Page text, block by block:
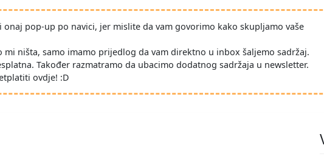
onaj pop-up po navici, jer mislite da vam govorimo kako skupljamo vaše
mi ništa, samo imamo prijedlog da vam direktno u inbox šaljemo sadržaj.
Također razmatramo da ubacimo dodatnog sadržaja u newsletter.
ovdje! :D